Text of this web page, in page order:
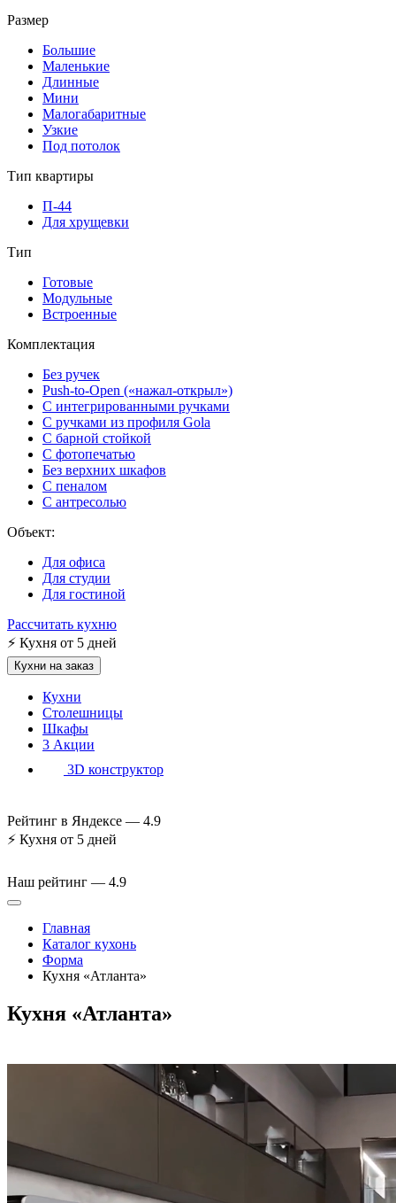
Размер
Большие
Маленькие
Длинные
Мини
Малогабаритные
Узкие
Под потолок
Тип квартиры
П-44
Для хрущевки
Тип
Готовые
Модульные
Встроенные
Комплектация
Без ручек
Push-to-Open («нажал-открыл»)
С интегрированными ручками
С ручками из профиля Gola
С барной стойкой
С фотопечатью
Без верхних шкафов
С пеналом
С антресолью
Объект:
Для офиса
Для студии
Для гостиной
Рассчитать кухню
⚡ Кухня от 5 дней
Кухни на заказ
Кухни
Столешницы
Шкафы
3 Акции
3D конструктор
Рейтинг в Яндексе — 4.9
⚡ Кухня от 5 дней
Наш рейтинг — 4.9
Главная
Каталог кухонь
Форма
Кухня «Атланта»
Кухня «Атланта»